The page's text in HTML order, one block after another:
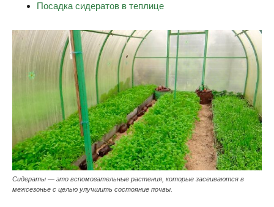
Посадка сидератов в теплице
Сидераты — это вспомогательные растения, которые засеиваются в
межсезонье с целью улучшить состояние почвы.